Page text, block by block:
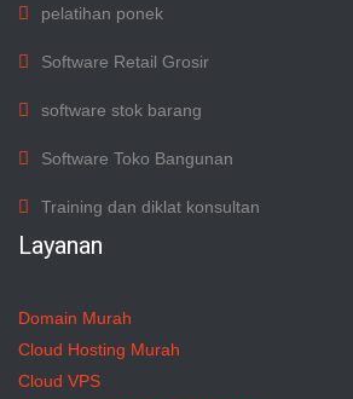
pelatihan ponek
Software Retail Grosir
software stok barang
Software Toko Bangunan
Training dan diklat konsultan
Layanan
Domain Murah
Cloud Hosting Murah
Cloud VPS